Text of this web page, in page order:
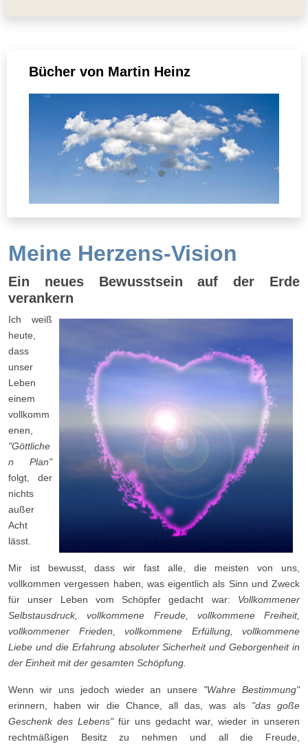
Bücher von Martin Heinz
Meine Herzens-Vision
Ein neues Bewusstsein auf der Erde
verankern
Ich weiß
heute,
dass
unser
Leben
einem
vollkomm
enen,
"Göttliche
n Plan"
folgt, der
nichts
außer
Acht
lässt.
Mir ist bewusst, dass wir fast alle, die meisten von uns,
vollkommen vergessen haben, was eigentlich als Sinn und Zweck
für unser Leben vom Schöpfer gedacht war: Vollkommener
Selbstausdruck, vollkommene Freude, vollkommene Freiheit,
vollkommener Frieden, vollkommene Erfüllung, vollkommene
Liebe und die Erfahrung absoluter Sicherheit und Geborgenheit in
der Einheit mit der gesamten Schöpfung.
Wenn wir uns jedoch wieder an unsere "Wahre Bestimmung"
erinnern, haben wir die Chance, all das, was als "das goße
Geschenk des Lebens"für uns gedacht war, wieder in unseren
rechtmäßigen Besitz zu nehmen und all die Freude,